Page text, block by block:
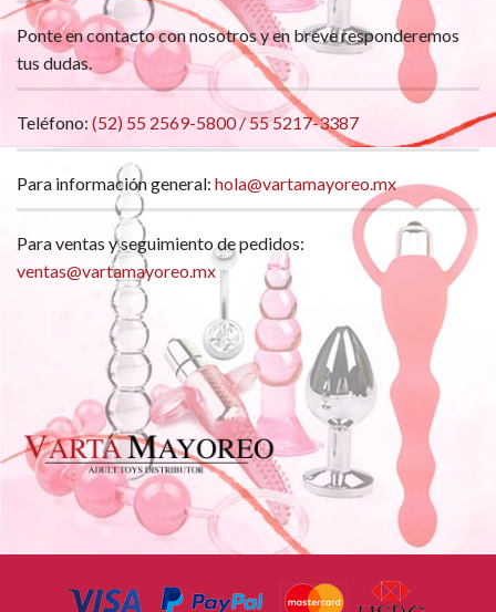
Ponte en contacto con nosotros y en breve responderemos
tus dudas.
Teléfono: (52) 55 2569-5800 / 55 5217-3387
Para información general: hola@vartamayoreo.mx
Para ventas y seguimiento de pedidos:
ventas@vartamayoreo.mx